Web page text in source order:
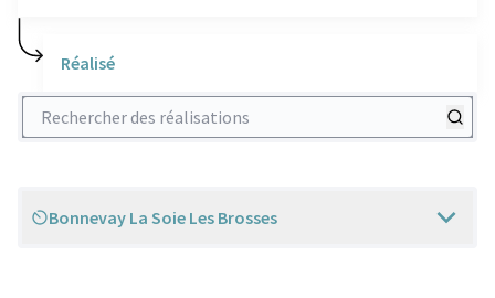
Réalisé
Rechercher des réalisations
Scope
Bonnevay La Soie Les Brosses